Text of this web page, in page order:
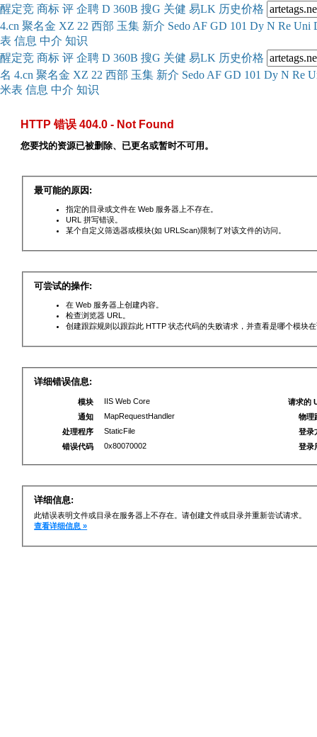
醒定竞 商标 评 企聘 D 360B 搜G 关健 易LK 历史价格
4.cn 聚名金 XZ 22 西部 玉集 新介 Sedo AF GD 101 Dy N Re Uni
表 信息 中介 知识